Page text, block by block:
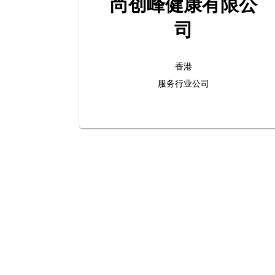
尚创峰健康有限公
司
香港
服务行业公司